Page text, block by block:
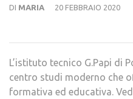
DI MARIA 20 FEBBRAIO 2020
L’istituto tecnico G.Papi di
centro studi moderno che
formativa ed educativa.